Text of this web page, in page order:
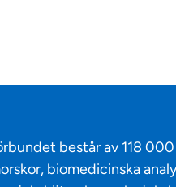
består av 118 000
biomedicinska